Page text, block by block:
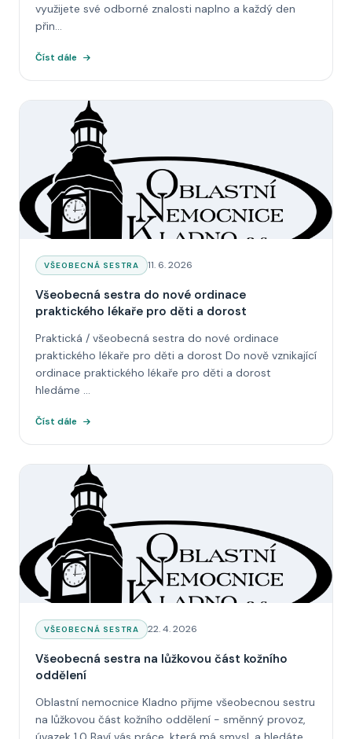
využijete své odborné znalosti naplno a každý den
přin...
Číst dále
KATEGORIE:
VŠEOBECNÁ SESTRA Datum:
11. 6. 2026
Všeobecná sestra do nové ordinace
praktického lékaře pro děti a dorost
Praktická / všeobecná sestra do nové ordinace
praktického lékaře pro děti a dorost Do nově vznikající
ordinace praktického lékaře pro děti a dorost
hledáme ...
Číst dále
KATEGORIE:
VŠEOBECNÁ SESTRA Datum:
22. 4. 2026
Všeobecná sestra na lůžkovou část kožního
oddělení
Oblastní nemocnice Kladno přijme všeobecnou sestru
na lůžkovou část kožního oddělení - směnný provoz,